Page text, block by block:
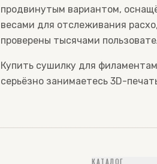
продвинутым вариантом,
весами для отслеживания
проверены тысячами
Купить сушилку для филамента
серьёзно занимаетесь 3D-
КАТАЛОГ